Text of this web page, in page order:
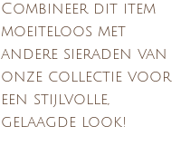
Combineer dit item
moeiteloos met
andere sieraden van
onze collectie voor
een stijlvolle,
gelaagde look!